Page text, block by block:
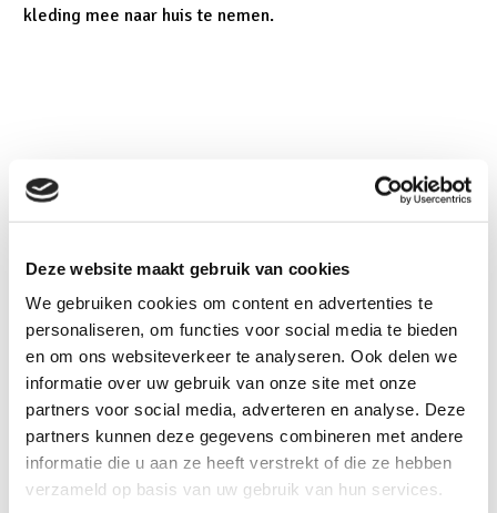
Deze website maakt gebruik van cookies
We gebruiken cookies om content en advertenties te
personaliseren, om functies voor social media te bieden
en om ons websiteverkeer te analyseren. Ook delen we
informatie over uw gebruik van onze site met onze
partners voor social media, adverteren en analyse. Deze
partners kunnen deze gegevens combineren met andere
informatie die u aan ze heeft verstrekt of die ze hebben
verzameld op basis van uw gebruik van hun services.
kleding mee naar huis te nemen.
waardering uit voor het initiatief. Een moeder vertelde
blij dat ze ook mooie kleding had gevonden voor haar
Hoe leuk: ook de kinderopvang Klein Alkmaar sloot aan bij
dit initiatief!
Alle kleding die aan het einde van de middag overbleef,
wordt gedoneerd aan Stichting DierenLot. Zo krijgt alles
een mooie nieuwe bestemming. Een prachtig voorbeeld
van hoe kinderen zelf in actie komen voor een
duurzamere wereld.